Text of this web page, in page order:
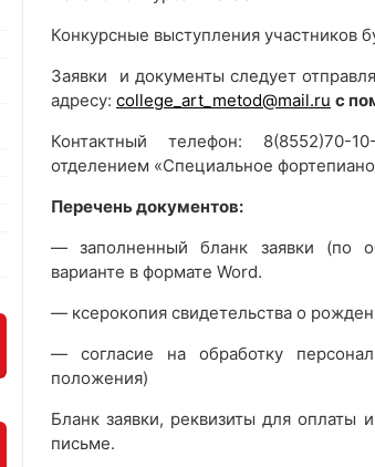
Конкурсные выступления участников
Заявки и документы следует
адресу: college_art_metod@mail.ru с
Контактный телефон: 8(8552)70-
отделением «Специальное
Перечень документов:
— заполненный бланк заявки (по
варианте в формате Word.
— ксерокопия свидетельства о
— согласие на обработку
положения)
Бланк заявки, реквизиты для оплаты
письме.